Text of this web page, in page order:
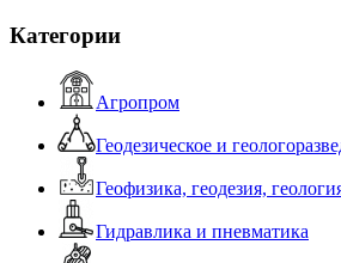
Категории
Агропром
Геодезическое и
Геофизика, геодезия,
Гидравлика и пневматика